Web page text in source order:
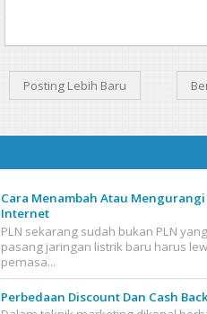
Posting Lebih Baru
Cara Menambah Atau Mengurangi
Internet
PLN sekarang sudah bukan PLN
pasang jaringan listrik baru harus
pemasa...
Perbedaan Discount Dan Cash